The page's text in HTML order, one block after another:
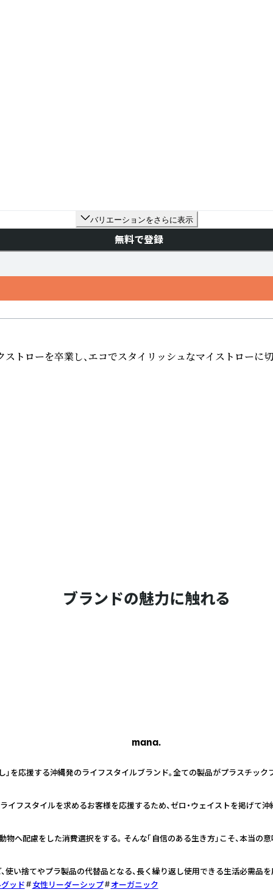
バリエーションをさらに表示
無料で登録
トローを卒業し、エコでスタイリッシュなマイストローに
ブランドの魅力に触れる
mana.
」を応援する沖縄発のライフスタイルブランド。全ての製品がプラスチック
イフスタイルを求めるお客様を応援するため、ゼロ・ウェイストを掲げて
物へ配慮をした消費選択をする。 そんな「自信のある生き方」こそ、本当の
使い捨てやプラ製品の代替品となる、長く繰り返し使用できる生活必需品を
ッド
女性リーダーシップ オーガニック